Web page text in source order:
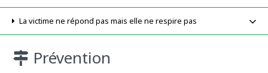
La victime ne répond pas mais elle ne respire pas
Prévention